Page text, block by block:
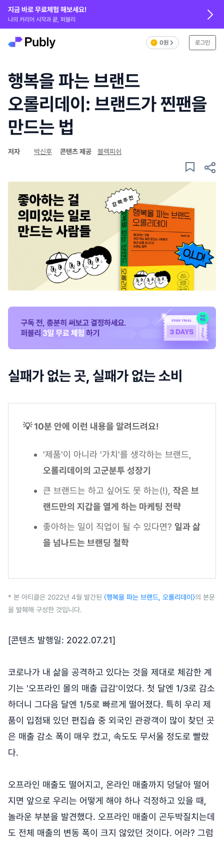
지금 바로 무료체험 해보세요!
나의 커리어 시작과 끝, 퍼블리
0원 로그인
행복을 파는 브랜드
오롤리데이: 브랜드가 찐팬을
만드는 법
저자 박신후 콘텐츠 제공 블랙피쉬
실패가 없는 곳, 실패가 없는 소비
💡 10분 안에 이런 내용을 알려드려요!
'제품'이 아니라 '가치'를 생각하는 브랜드,
오롤리데이의 고군분투 성장기
큰 브랜드는 하고 싶어도 못 하는(!), 작은 브
랜드만의 지갑을 열게 하는 마케팅 전략
좋아하는 일이 직업이 될 수 있다면? 일과 삶
을 넘나드는 브랜딩 철학
* 본 아티클은 2022년 4월 발간된 〈행복을 파는 브랜드, 오롤리데이〉의 본문
을 발췌해 구성한 것입니다.
[콘텐츠 발행일: 2022.07.21]
코로나가 내 삶을 공격하고 있다는 것을 제대로 체감한 계
기는 '오프라인 몰의 매출 급감'이었다. 첫 달엔 1/3로 감소
하더니 그다음 달엔 1/5로 빠르게 떨어졌다. 특히 우리 제
품이 입점돼 있던 편집숍 중 외국인 관광객이 많이 찾던 곳
은 매출 감소 폭이 매우 컸고, 속도도 무서울 정도로 빨랐
다.
오프라인 매출도 떨어지고, 온라인 매출까지 덩달아 떨어
지면 앞으로 우리는 어떻게 해야 하나 걱정하고 있을 때,
놀라운 부분을 발견했다. 오프라인 매출이 곤두박질치는데
도 전체 매출의 변동 폭이 크지 않았던 것이다. 어라? 그럼